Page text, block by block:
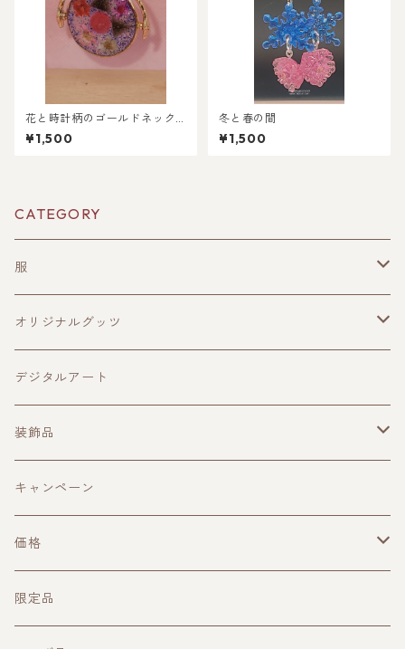
花と時計柄のゴールドネック
レス
¥1,500
冬と春の間
¥1,500
CATEGORY
服
メンズ
レディース
オリジナルグッツ
キャップ
マスク
バック
キーケース
ネーム、IDホルダー
デジタルアート
装飾品
ピアス
ペンダント
イヤーカフ
キャンペーン
価格
1000円台
限定品